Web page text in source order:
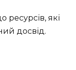
ресурсів, які
досвід.